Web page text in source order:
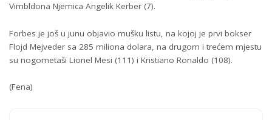
Vimbldona Njemica Angelik Kerber (7).
Forbes je još u junu objavio mušku listu, na kojoj je prvi bokser
Flojd Mejveder sa 285 miliona dolara, na drugom i trećem mjestu
su nogometaši Lionel Mesi (111) i Kristiano Ronaldo (108).
(Fena)